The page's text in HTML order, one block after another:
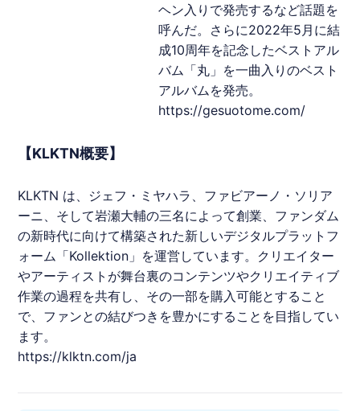
ヘン入りで発売するなど話題を
呼んだ。さらに2022年5月に結
成10周年を記念したベストアル
バム「丸」を一曲入りのベスト
アルバムを発売。
https://gesuotome.com/
【KLKTN概要】
KLKTN は、ジェフ・ミヤハラ、ファビアーノ・ソリア
ーニ、そして岩瀬大輔の三名によって創業、ファンダム
の新時代に向けて構築された新しいデジタルプラットフ
ォーム「Kollektion 」を運営しています。クリエイター
やアーティストが舞台裏のコンテンツやクリエイティブ
作業の過程を共有し、その一部を購入可能とすること
で、ファンとの結びつきを豊かにすることを目指してい
ます。
https://klktn.com/ja